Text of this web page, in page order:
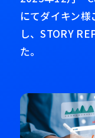
にてダイキン
し、STORY
た。